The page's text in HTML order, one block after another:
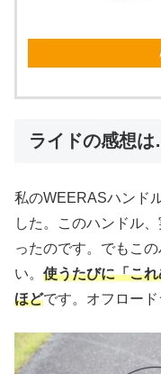
ライドの感想
私のWEERASハンド
した。このハンドル
ったのです。でもこ
い。 使うたびに「こ
ほどです。オフロード